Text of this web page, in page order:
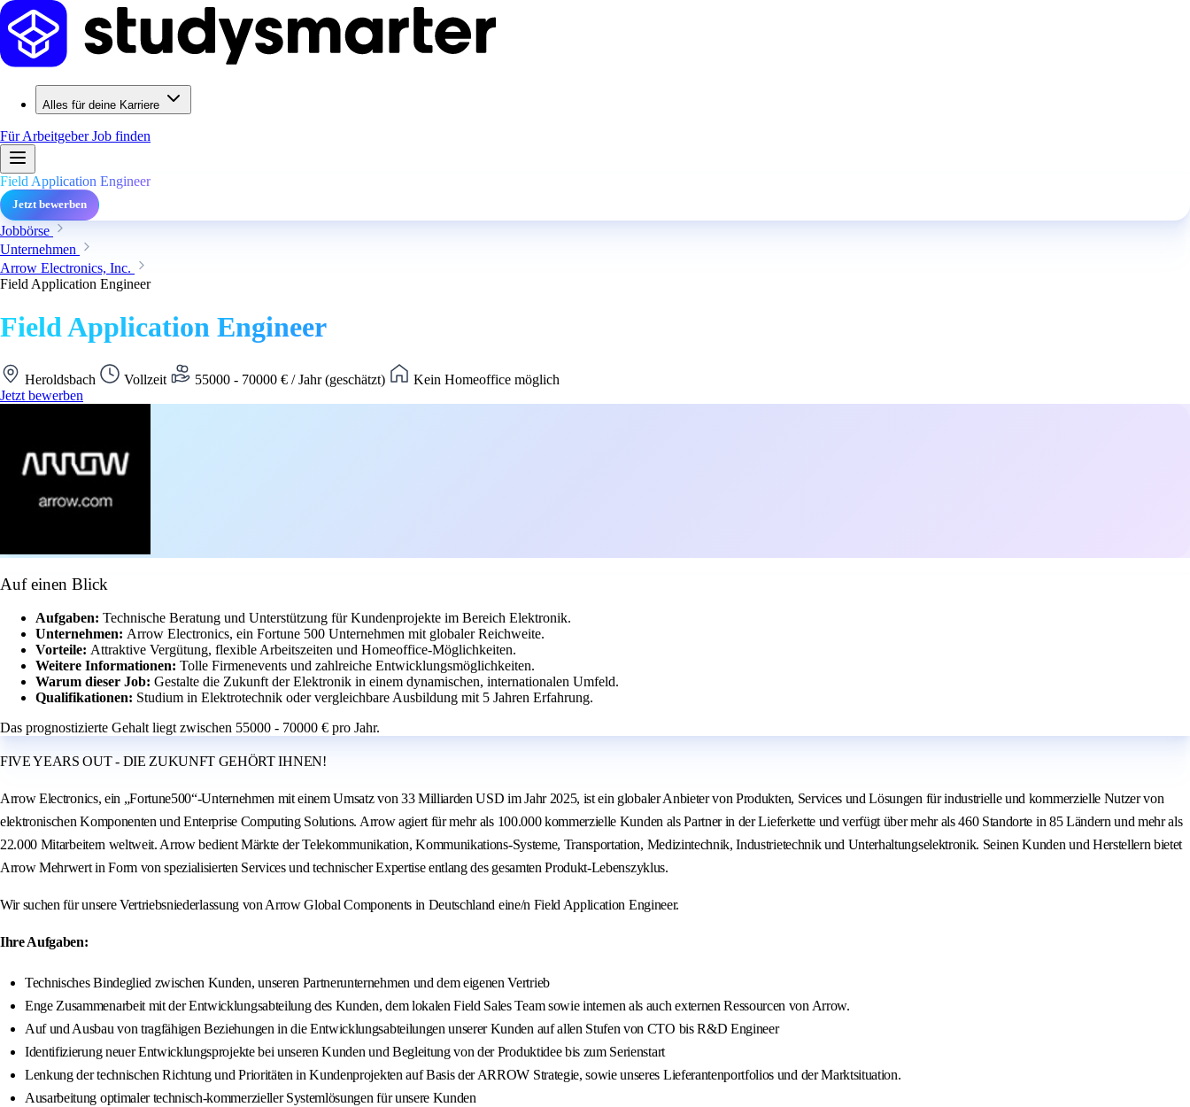
Alles für deine Karriere
Für ArbeitgeberJob finden
Field Application Engineer
Jetzt bewerben
Jobbörse
Unternehmen
Arrow Electronics, Inc.
Field Application Engineer
Field Application Engineer
Heroldsbach Vollzeit 55000 - 70000 € / Jahr (geschätzt)
Kein Homeoffice möglich
Jetzt bewerben
Auf einen Blick
Aufgaben: Technische Beratung und Unterstützung für Kundenprojekte im Bereich Elektronik.
Unternehmen: Arrow Electronics, ein Fortune 500 Unternehmen mit globaler Reichweite.
Vorteile: Attraktive Vergütung, flexible Arbeitszeiten und Homeoffice-Möglichkeiten.
Weitere Informationen: Tolle Firmenevents und zahlreiche Entwicklungsmöglichkeiten.
Warum dieser Job: Gestalte die Zukunft der Elektronik in einem dynamischen, internationalen Umfeld.
Qualifikationen: Studium in Elektrotechnik oder vergleichbare Ausbildung mit 5 Jahren Erfahrung.
Das prognostizierte Gehalt liegt zwischen 55000 - 70000 € pro Jahr.
FIVE YEARS OUT - DIE ZUKUNFT GEHÖRT IHNEN!
Arrow Electronics, ein „Fortune500“-Unternehmen mit einem Umsatz von 33 Milliarden USD im Jahr 2025, ist ein globaler Anbieter von Produkten, Services und Lösungen für industrielle und kommerzielle Nutzer von
elektronischen Komponenten und Enterprise Computing Solutions. Arrow agiert für mehr als 100.000 kommerzielle Kunden als Partner in der Lieferkette und verfügt über mehr als 460 Standorte in 85 Ländern und mehr als
22.000 Mitarbeitern weltweit. Arrow bedient Märkte der Telekommunikation, Kommunikations-Systeme, Transportation, Medizintechnik, Industrietechnik und Unterhaltungselektronik. Seinen Kunden und Herstellern bietet
Arrow Mehrwert in Form von spezialisierten Services und technischer Expertise entlang des gesamten Produkt-Lebenszyklus.
Wir suchen für unsere Vertriebsniederlassung von Arrow Global Components in Deutschland eine/n Field Application Engineer.
Ihre Aufgaben:
Technisches Bindeglied zwischen Kunden, unseren Partnerunternehmen und dem eigenen Vertrieb
Enge Zusammenarbeit mit der Entwicklungsabteilung des Kunden, dem lokalen Field Sales Team sowie internen als auch externen Ressourcen von Arrow.
Auf und Ausbau von tragfähigen Beziehungen in die Entwicklungsabteilungen unserer Kunden auf allen Stufen von CTO bis R&D Engineer
Identifizierung neuer Entwicklungsprojekte bei unseren Kunden und Begleitung von der Produktidee bis zum Serienstart
Lenkung der technischen Richtung und Prioritäten in Kundenprojekten auf Basis der ARROW Strategie, sowie unseres Lieferantenportfolios und der Marktsituation.
Ausarbeitung optimaler technisch-kommerzieller Systemlösungen für unsere Kunden